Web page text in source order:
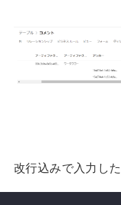
改行込みで入力した